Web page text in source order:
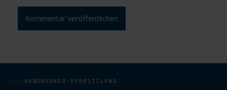
HANDWERKER-VERMITTLUNG